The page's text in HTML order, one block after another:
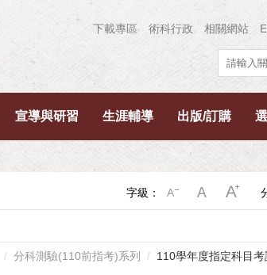
下載專區 術科行政 相關網站
宣導與研習 生涯輔導 出版/訂購
字級：
分科測驗(110前指考)系列 110學年度指定科目